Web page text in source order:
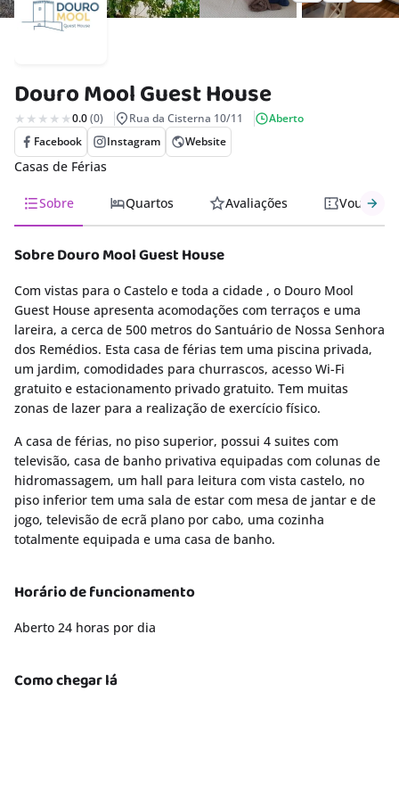
Douro Mool Guest House
0.0(0) Rua da Cisterna 10/11
Aberto
Facebook
Instagram Website
Casas de Férias
Sobre Quartos Avaliações Vouchers
Sobre Douro Mool Guest House
Com vistas para o Castelo e toda a cidade , o Douro Mool
Guest House apresenta acomodações com terraços e uma
lareira, a cerca de 500 metros do Santuário de Nossa Senhora
dos Remédios. Esta casa de férias tem uma piscina privada,
um jardim, comodidades para churrascos, acesso Wi-Fi
gratuito e estacionamento privado gratuito. Tem muitas
zonas de lazer para a realização de exercício físico.
A casa de férias, no piso superior, possui 4 suites com
televisão, casa de banho privativa equipadas com colunas de
hidromassagem, um hall para leitura com vista castelo, no
piso inferior tem uma sala de estar com mesa de jantar e de
jogo, televisão de ecrã plano por cabo, uma cozinha
totalmente equipada e uma casa de banho.
Horário de funcionamento
Aberto 24 horas por dia
Como chegar lá